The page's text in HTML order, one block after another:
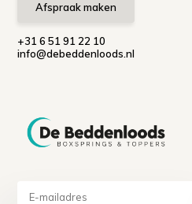
Afspraak maken
+31 6 51 91 22 10
info@debeddenloods.nl